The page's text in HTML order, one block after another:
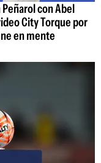
con Abel
City Torque por
en mente